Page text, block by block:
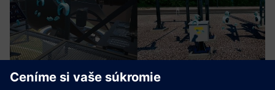
VIROO® VR PLATFORM